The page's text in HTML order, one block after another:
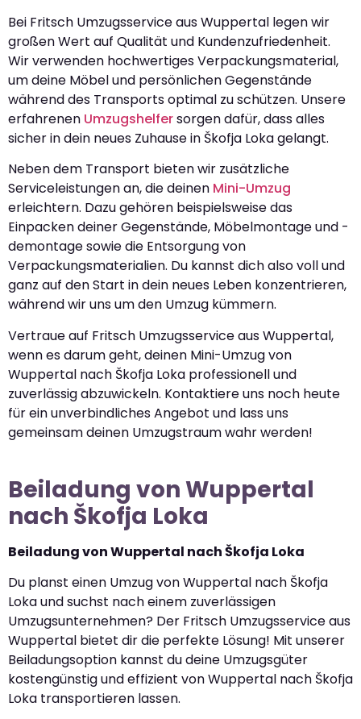
Bei Fritsch Umzugsservice aus Wuppertal legen wir
großen Wert auf Qualität und Kundenzufriedenheit.
Wir verwenden hochwertiges Verpackungsmaterial,
um deine Möbel und persönlichen Gegenstände
während des Transports optimal zu schützen. Unsere
erfahrenen Umzugshelfersorgen dafür, dass alles
sicher in dein neues Zuhause in Škofja Loka gelangt.
Neben dem Transport bieten wir zusätzliche
Serviceleistungen an, die deinen Mini-Umzug
erleichtern. Dazu gehören beispielsweise das
Einpacken deiner Gegenstände, Möbelmontage und -
demontage sowie die Entsorgung von
Verpackungsmaterialien. Du kannst dich also voll und
ganz auf den Start in dein neues Leben konzentrieren,
während wir uns um den Umzug kümmern.
Vertraue auf Fritsch Umzugsservice aus Wuppertal,
wenn es darum geht, deinen Mini-Umzug von
Wuppertal nach Škofja Loka professionell und
zuverlässig abzuwickeln. Kontaktiere uns noch heute
für ein unverbindliches Angebot und lass uns
gemeinsam deinen Umzugstraum wahr werden!
Beiladung von Wuppertal
nach Škofja Loka
Beiladung von Wuppertal nach Škofja Loka
Du planst einen Umzug von Wuppertal nach Škofja
Loka und suchst nach einem zuverlässigen
Umzugsunternehmen? Der Fritsch Umzugsservice aus
Wuppertal bietet dir die perfekte Lösung! Mit unserer
Beiladungsoption kannst du deine Umzugsgüter
kostengünstig und effizient von Wuppertal nach Škofja
Loka transportieren lassen.